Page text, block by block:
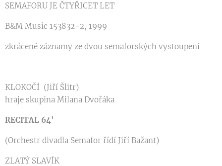
SEMAFORU JE ČTYŘICET LET
B&M Music 153832-2, 1999
zkrácené záznamy ze dvou semaforských vystoupení
KLOKOČÍ (Jiří Šlitr)
hraje skupina Milana Dvořáka
RECITAL 64'
(Orchestr divadla Semafor řídí Jiří Bažant)
ZLATÝ SLAVÍK